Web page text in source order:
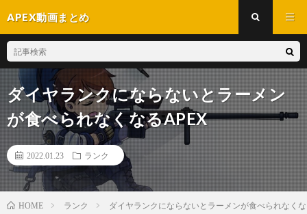
APEX動画まとめ
ダイヤランクにならないとラーメン
が食べられなくなるAPEX
2022.01.23 ランク
HOME ランク ダイヤランクにならないとラーメンが食べられなく